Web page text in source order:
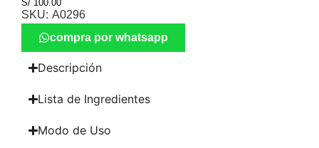
S/ 100.00
SKU: A0296
compra por whatsapp
Descripción
Lista de Ingredientes
Modo de Uso